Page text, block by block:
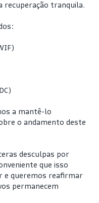
recuperação tranquila.
a mantê-lo
o andamento deste
desculpas por
que isso
e queremos reafirmar
permanecem